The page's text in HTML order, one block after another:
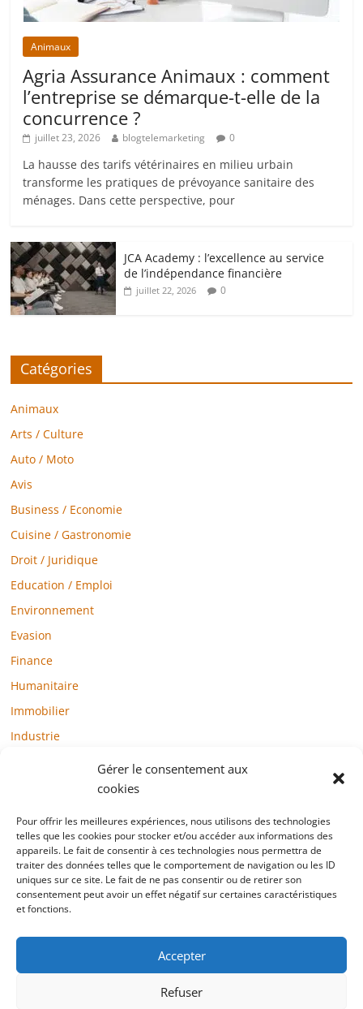
Gérer le consentement aux
cookies
Pour offrir les meilleures expériences, nous utilisons des technologies
telles que les cookies pour stocker et/ou accéder aux informations des
appareils. Le fait de consentir à ces technologies nous permettra de
traiter des données telles que le comportement de navigation ou les ID
uniques sur ce site. Le fait de ne pas consentir ou de retirer son
consentement peut avoir un effet négatif sur certaines caractéristiques
et fonctions.
Accepter
Refuser
Animaux
Agria Assurance Animaux : comment
l’entreprise se démarque-t-elle de la
concurrence ?
juillet 23, 2026 blogtelemarketing 0
La hausse des tarifs vétérinaires en milieu urbain
transforme les pratiques de prévoyance sanitaire des
ménages. Dans cette perspective, pour
JCA Academy : l’excellence au service
de l’indépendance financière
juillet 22, 2026 0
Catégories
Animaux
Arts / Culture
Auto / Moto
Avis
Business / Economie
Cuisine / Gastronomie
Droit / Juridique
Education / Emploi
Environnement
Evasion
Finance
Humanitaire
Immobilier
Industrie
Mode / Beauté / Bien-être
Santé
Société
Sports
Technologie / Internet